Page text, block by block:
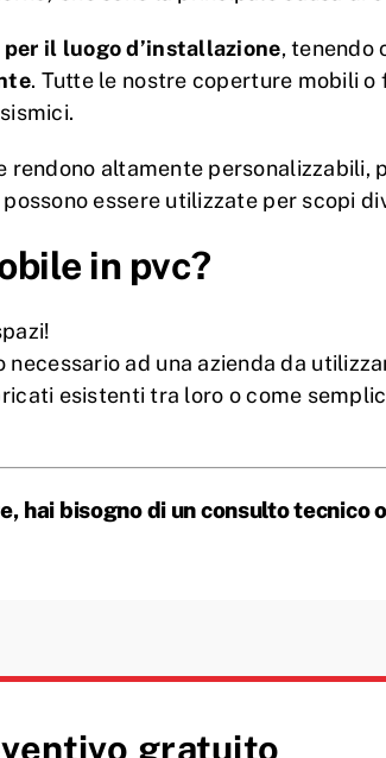
il luogo d’installazione, tenendo
. Tutte le nostre coperture mobili
altamente personalizzabili,
essere utilizzate per scopi
in pvc?
ad una azienda da
esistenti tra loro o come
bisogno di un consulto tecnico
gratuito